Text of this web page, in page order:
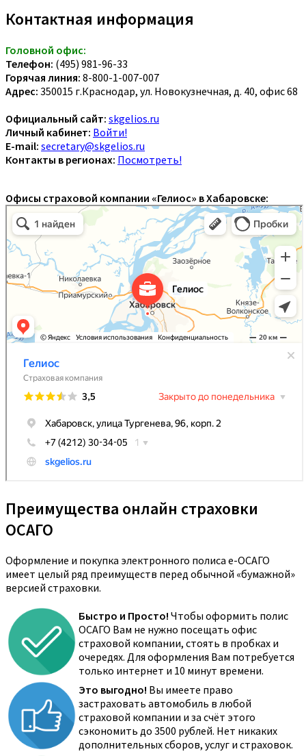
Контактная информация
Головной офис:
Телефон: (495) 981-96-33
Горячая линия: 8-800-1-007-007
Адрес: 350015 г.Краснодар, ул. Новокузнечная, д. 40, офис 68
Официальный сайт: skgelios.ru
Личный кабинет: Войти!
E-mail: secretary@skgelios.ru
Контакты в регионах: Посмотреть!
Офисы страховой компании «Гелиос» в Хабаровске:
Преимущества онлайн страховки
ОСАГО
Оформление и покупка электронного полиса е-ОСАГО
имеет целый ряд преимуществ перед обычной «бумажной»
версией страховки.
Быстро и Просто! Чтобы оформить полис
ОСАГО Вам не нужно посещать офис
страховой компании, стоять в пробках и
очередях. Для оформления Вам потребуется
только интернет и 10 минут времени.
Это выгодно! Вы имеете право
застраховать автомобиль в любой
страховой компании и за счёт этого
сэкономить до 3500 рублей. Нет никаких
дополнительных сборов, услуг и страховок.